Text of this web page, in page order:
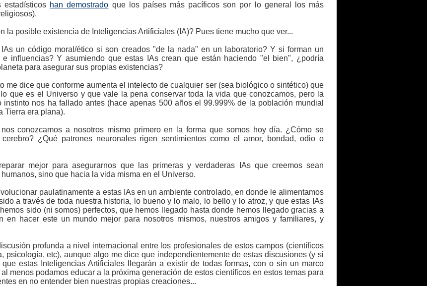
han demostrado que los países más pacíficos son por lo general los más
la posible existencia de Inteligencias Artificiales (IA)? Pues tiene mucho que ver...
un código moral/ético si son creados "de la nada" en un laboratorio? Y si forman un
influencias? Y asumiendo que estas IAs crean que están haciendo "el bien", ¿podría
para asegurar sus propias existencias?
me dice que conforme aumenta el intelecto de cualquier ser (sea biológico o sintético) que
que es el Universo y que vale la pena conservar toda la vida que conozcamos, pero la
nos ha fallado antes (hace apenas 500 años el 99.999% de la población mundial
Tierra era plana).
conozcamos a nosotros mismo primero en la forma que somos hoy día. ¿Cómo se
¿Qué patrones neuronales rigen sentimientos como el amor, bondad, odio o
mejor para asegurarnos que las primeras y verdaderas IAs que creemos sean
sino que hacia la vida misma en el Universo.
paulatinamente a estas IAs en un ambiente controlado, en donde le alimentamos
a través de toda nuestra historia, lo bueno y lo malo, lo bello y lo atroz, y que estas IAs
sido (ni somos) perfectos, que hemos llegado hasta donde hemos llegado gracias a
en hacer este un mundo mejor para nosotros mismos, nuestros amigos y familiares, y
profunda a nivel internacional entre los profesionales de estos campos (científicos
psicología, etc), aunque algo me dice que independientemente de estas discusiones (y si
estas Inteligencias Artificiales llegarán a existir de todas formas, con o sin un marco
menos podamos educar a la próxima generación de estos científicos en estos temas para
en no entender bien nuestras propias creaciones...